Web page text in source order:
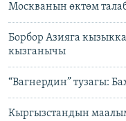
Москванын өктөм
Борбор Азияга
кызганычы
“Вагнердин” тузагы:
Кыргызстандын